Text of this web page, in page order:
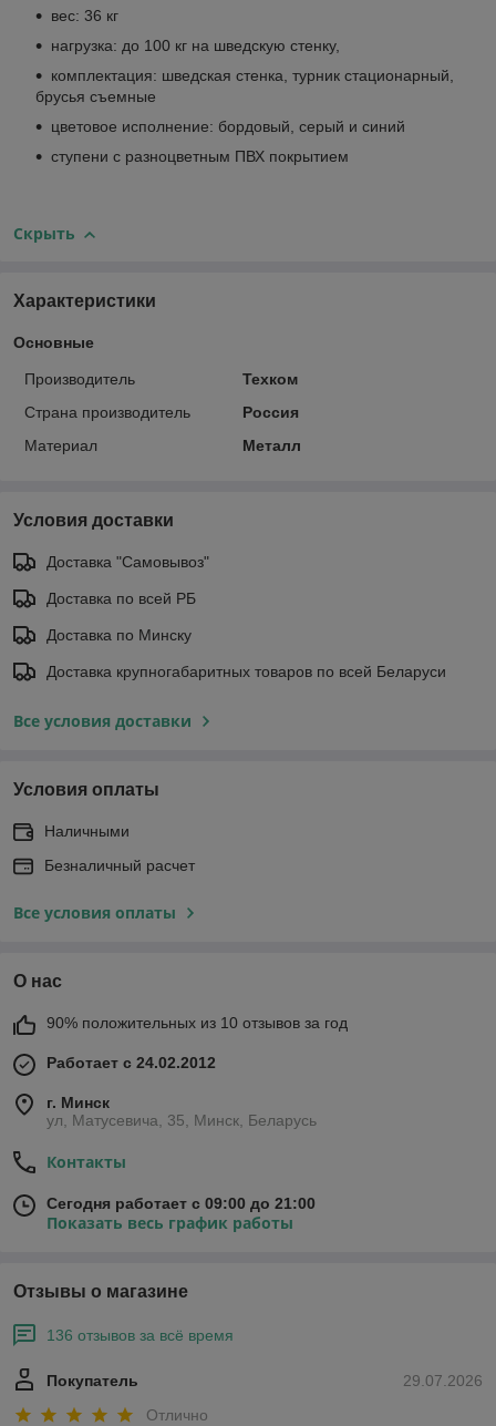
вес: 36 кг
нагрузка: до 100 кг на шведскую стенку,
комплектация: шведская стенка, турник стационарный,
брусья съемные
цветовое исполнение: бордовый, серый и синий
ступени с разноцветным ПВХ покрытием
Скрыть
Характеристики
Основные
Производитель
Техком
Страна производитель
Россия
Материал
Металл
Условия доставки
Доставка "Самовывоз"
Доставка по всей РБ
Доставка по Минску
Доставка крупногабаритных товаров по всей Беларуси
Все условия доставки
Условия оплаты
Наличными
Безналичный расчет
Все условия оплаты
О нас
90% положительных из 10 отзывов за год
Работает с 24.02.2012
г. Минск
ул, Матусевича, 35, Минск, Беларусь
Контакты
Сегодня работает с 09:00 до 21:00
Показать весь график работы
Отзывы о магазине
136 отзывов за всё время
29.07.2026
Покупатель
Отлично